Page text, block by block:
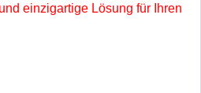
einzigartige Lösung für Ihren